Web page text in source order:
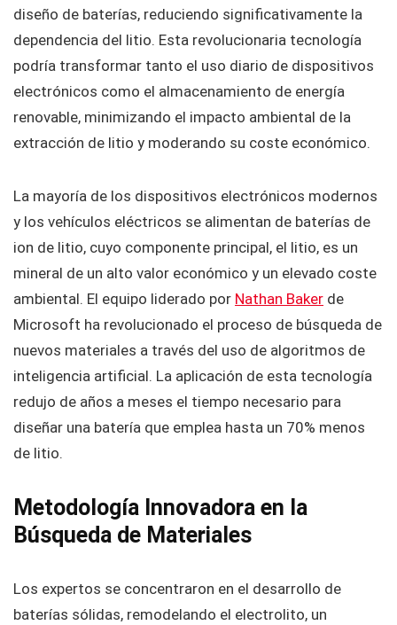
diseño de baterías, reduciendo significativamente la
dependencia del litio. Esta revolucionaria tecnología
podría transformar tanto el uso diario de dispositivos
electrónicos como el almacenamiento de energía
renovable, minimizando el impacto ambiental de la
extracción de litio y moderando su coste económico.
La mayoría de los dispositivos electrónicos modernos
y los vehículos eléctricos se alimentan de baterías de
ion de litio, cuyo componente principal, el litio, es un
mineral de un alto valor económico y un elevado coste
ambiental. El equipo liderado por Nathan Baker de
Microsoft ha revolucionado el proceso de búsqueda de
nuevos materiales a través del uso de algoritmos de
inteligencia artificial. La aplicación de esta tecnología
redujo de años a meses el tiempo necesario para
diseñar una batería que emplea hasta un 70% menos
de litio.
Metodología Innovadora en la
Búsqueda de Materiales
Los expertos se concentraron en el desarrollo de
baterías sólidas, remodelando el electrolito, un